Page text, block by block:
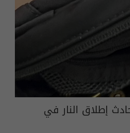
حادث إطلاق النار في